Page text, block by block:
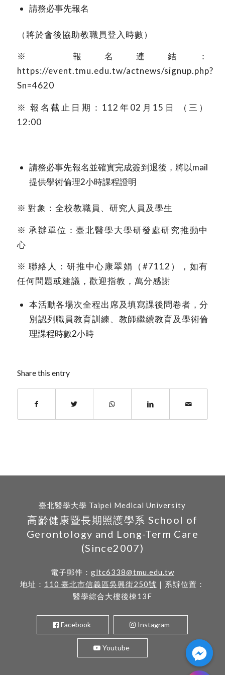
請務必事先報名
（將於會後協助教職員登入時數）
※ 報名連結：
https://event.tmu.edu.tw/actnews/signup.php?
Sn=4620
※ 報名截止日期：112年02月15日 （三）
12:00
請務必事先報名並確實完成簽到退後，將以mail
提供學術倫理2小時課程證明
※ 對象：全校教職員、研究人員及學生
※ 承辦單位：臺北醫學大學研發處研究推動中
心
※ 聯絡人：研推中心康翠娟（#7112），如有
任何問題或建議，歡迎指教，萬分感謝
本活動各場次全程出席及填寫課後問卷者，分
別認列職員教育訓練、教師繼續教育及學術倫
理課程時數2小時
Share this entry
臺北醫學大學 Taipei Medical University
高齡健康暨長期照護學系 School of
Gerontology and Long-Term Care
(Since2007)
電子郵件： gltc6338@tmu.edu.tw
地址： 110 臺北市信義區吳興街250號 ｜系辦位置：
醫學綜合大樓後棟13F
Facebook Instagram
Youtube